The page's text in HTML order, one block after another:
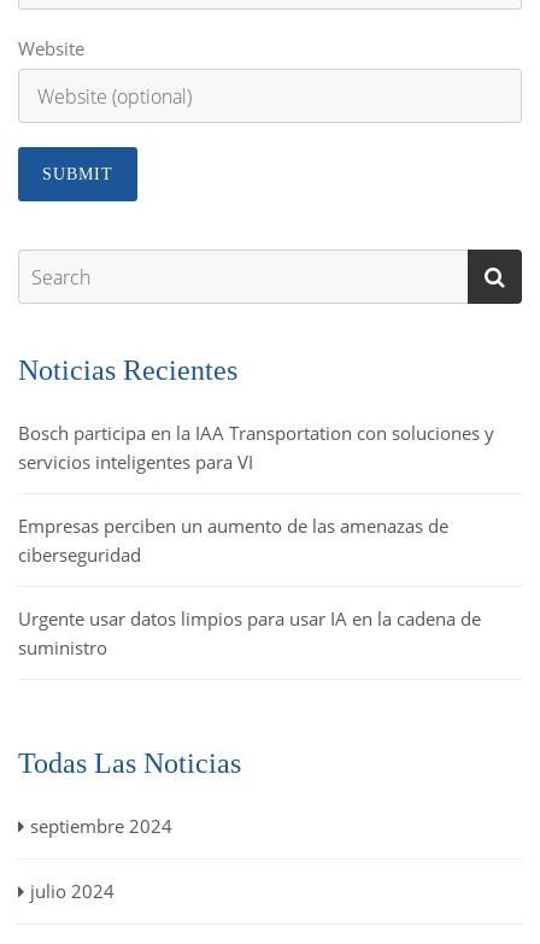
Website
Noticias Recientes
Bosch participa en la IAA Transportation con soluciones y
servicios inteligentes para VI
Empresas perciben un aumento de las amenazas de
ciberseguridad
Urgente usar datos limpios para usar IA en la cadena de
suministro
Todas Las Noticias
septiembre 2024
julio 2024